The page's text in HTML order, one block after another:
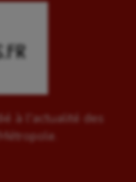
à l'actualité des